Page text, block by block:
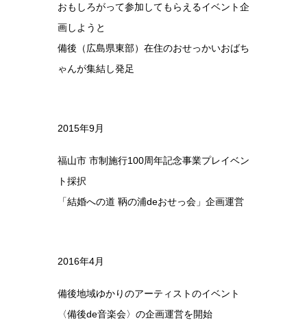
おもしろがって参加してもらえるイベント企
画しようと
備後（広島県東部）在住のおせっかいおばち
ゃんが集結し発足
2015年9月
福山市 市制施行100周年記念事業プレイベン
ト採択
「結婚への道 鞆の浦deおせっ会」企画運営
2016年4月
備後地域ゆかりのアーティストのイベント
〈備後de音楽会〉の企画運営を開始